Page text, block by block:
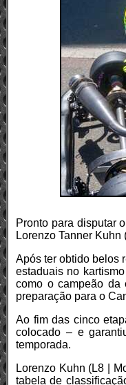
Pronto para disputar
Lorenzo Tanner
Após ter obtido belos
estaduais no
como o campeão da
preparação para o
Ao fim das cinco
colocado – e
temporada.
Lorenzo Kuhn (L8 |
tabela de